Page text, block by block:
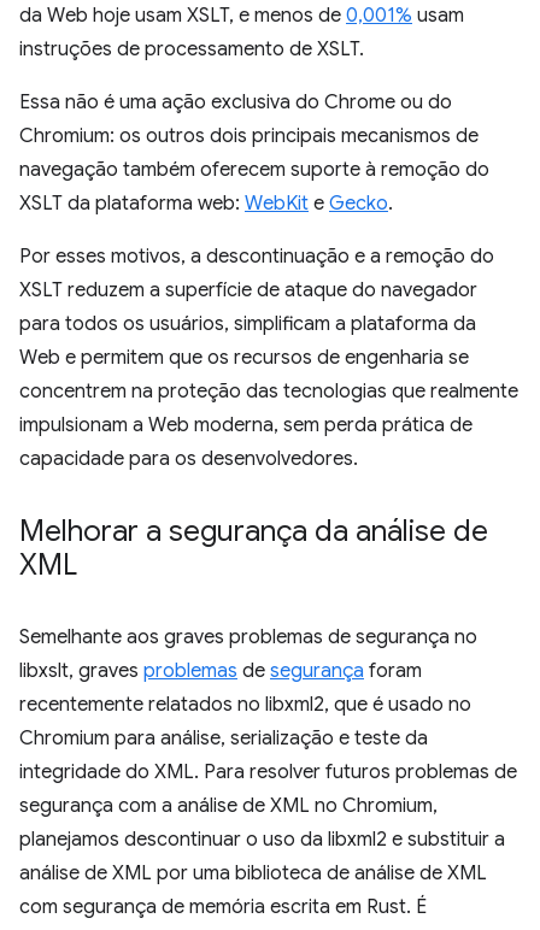
da Web hoje usam XSLT, e menos de 0,001% usam
instruções de processamento de XSLT.
Essa não é uma ação exclusiva do Chrome ou do
Chromium: os outros dois principais mecanismos de
navegação também oferecem suporte à remoção do
XSLT da plataforma web: WebKit e Gecko.
Por esses motivos, a descontinuação e a remoção do
XSLT reduzem a superfície de ataque do navegador
para todos os usuários, simplificam a plataforma da
Web e permitem que os recursos de engenharia se
concentrem na proteção das tecnologias que realmente
impulsionam a Web moderna, sem perda prática de
capacidade para os desenvolvedores.
Melhorar a segurança da análise de
XML
Semelhante aos graves problemas de segurança no
libxslt, graves problemas de segurança foram
recentemente relatados no libxml2, que é usado no
Chromium para análise, serialização e teste da
integridade do XML. Para resolver futuros problemas de
segurança com a análise de XML no Chromium,
planejamos descontinuar o uso da libxml2 e substituir a
análise de XML por uma biblioteca de análise de XML
com segurança de memória escrita em Rust. É